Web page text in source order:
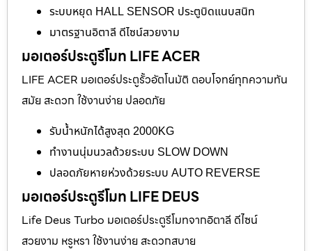
ระบบหยุด HALL SENSOR ประตูบิดแนบสนิท
มาตรฐานอิตาลี ดีไซน์สวยงาม
มอเตอร์ประตูรีโมท LIFE ACER
LIFE ACER มอเตอร์ประตูรั้วอัตโนมัติ ตอบโจทย์ทุกความทัน
สมัย สะดวก ใช้งานง่าย ปลอดภัย
รับน้ำหนักได้สูงสุด 2000KG
ทำงานนุ่มนวลด้วยระบบ SLOW DOWN
ปลอดภัยหายห่วงด้วยระบบ AUTO REVERSE
มอเตอร์ประตูรีโมท LIFE DEUS
Life Deus Turbo มอเตอร์ประตูรีโมทจากอิตาลี ดีไซน์
สวยงาม หรูหรา ใช้งานง่าย สะดวกสบาย